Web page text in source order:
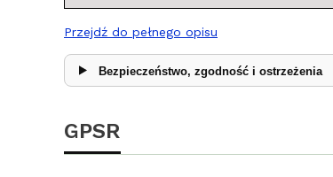
Przejdź do pełnego opisu
Bezpieczeństwo, zgodność i ostrzeżenia
GPSR